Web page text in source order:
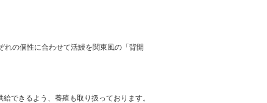
の個性に合わせて活鰻を関東風の「背開
できるよう、養殖も取り扱っております。